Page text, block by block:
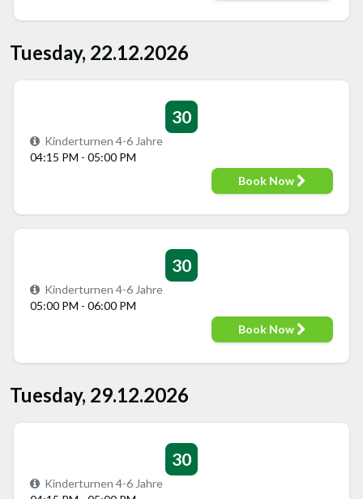
Tuesday, 22.12.2026
30
Kinderturnen 4-6 Jahre
04:15 PM - 05:00 PM
Book Now
30
Kinderturnen 4-6 Jahre
05:00 PM - 06:00 PM
Book Now
Tuesday, 29.12.2026
30
Kinderturnen 4-6 Jahre